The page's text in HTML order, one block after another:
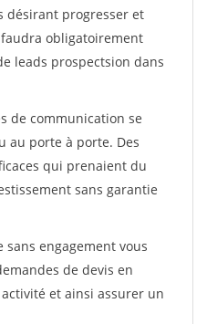
désirant progresser et
obligatoirement
leads prospectsion dans
de communication se
au porte à porte. Des
qui prenaient du
sans garantie
engagement vous
de devis en
et ainsi assurer un